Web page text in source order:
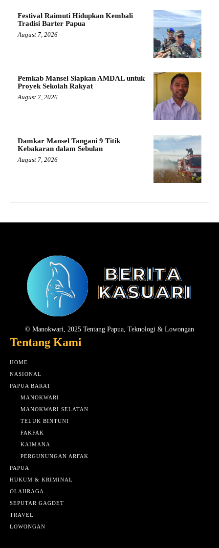
Festival Raimuti Hidupkan Kembali
Tradisi Barter Papua
August 7, 2026
Pemkab Mansel Siapkan AMDAL untuk
Proyek Sekolah Rakyat
August 7, 2026
Damkar Mansel Tangani 9 Titik
Kebakaran dalam Sebulan
August 7, 2026
© Manokwari, 2025 Tentang Papua, Teknologi & Lowongan
Tentang Kami
HOME
NASIONAL
PAPUA BARAT
MANOKWARI
MANOKWARI SELATAN
TELUK BINTUNI
FAKFAK
KAIMANA
PERGUNUNGAN ARFAK
PAPUA
HUKUM & KRIMINAL
OLAHRAGA
SEPUTAR GAGDET
TRAVEL
LOWONGAN